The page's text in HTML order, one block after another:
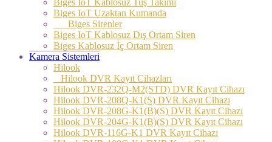
Biges IoT Uzaktan Kumanda
Biges Sirenler
Biges IoT Kablosuz Dış Ortam Siren
Biges Kablosuz İç Ortam Siren
Kamera Sistemleri
Hilook
Hilook DVR Kayıt Cihazları
Hilook DVR-232Q-M2(STD) DVR Kayıt Cihazı
Hilook DVR-208Q-K1(S) DVR Kayıt Cihazı
Hilook DVR-208G-K1(B)(S) DVR Kayıt Cihazı
Hilook DVR-204G-K1(B)(S) DVR Kayıt Cihazı
Hilook DVR-116G-K1 DVR Kayıt Cihazı